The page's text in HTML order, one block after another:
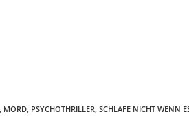
MORD PSYCHOTHRILLER SCHLAFE NICHT WENN